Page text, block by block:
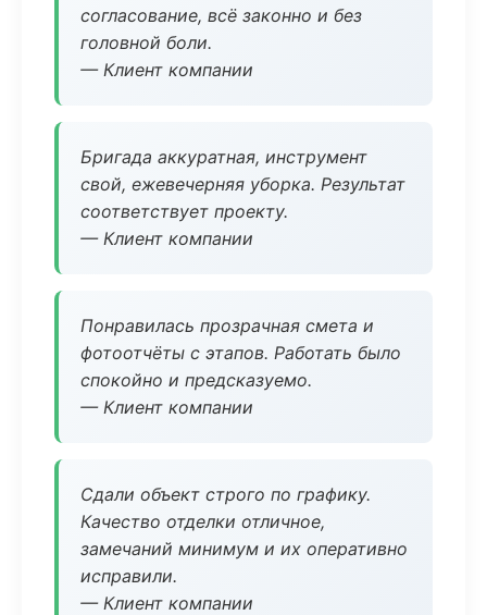
согласование, всё законно и без
головной боли.
— Клиент компании
Бригада аккуратная, инструмент
свой, ежевечерняя уборка. Результат
соответствует проекту.
— Клиент компании
Понравилась прозрачная смета и
фотоотчёты с этапов. Работать было
спокойно и предсказуемо.
— Клиент компании
Сдали объект строго по графику.
Качество отделки отличное,
замечаний минимум и их оперативно
исправили.
— Клиент компании